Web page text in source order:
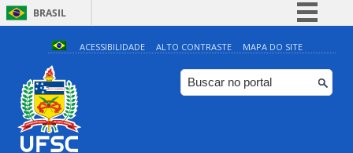
BRASIL
Simplifique!
Comunica BR
Participe
ACESSIBILIDADE ALTO CONTRASTE MAPA DO SITE